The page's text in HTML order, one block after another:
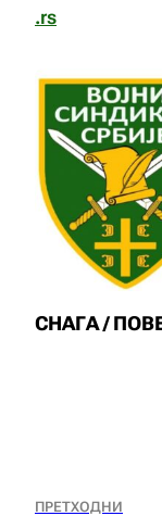
.rs
СНАГА /
ПРЕТХОДНИ